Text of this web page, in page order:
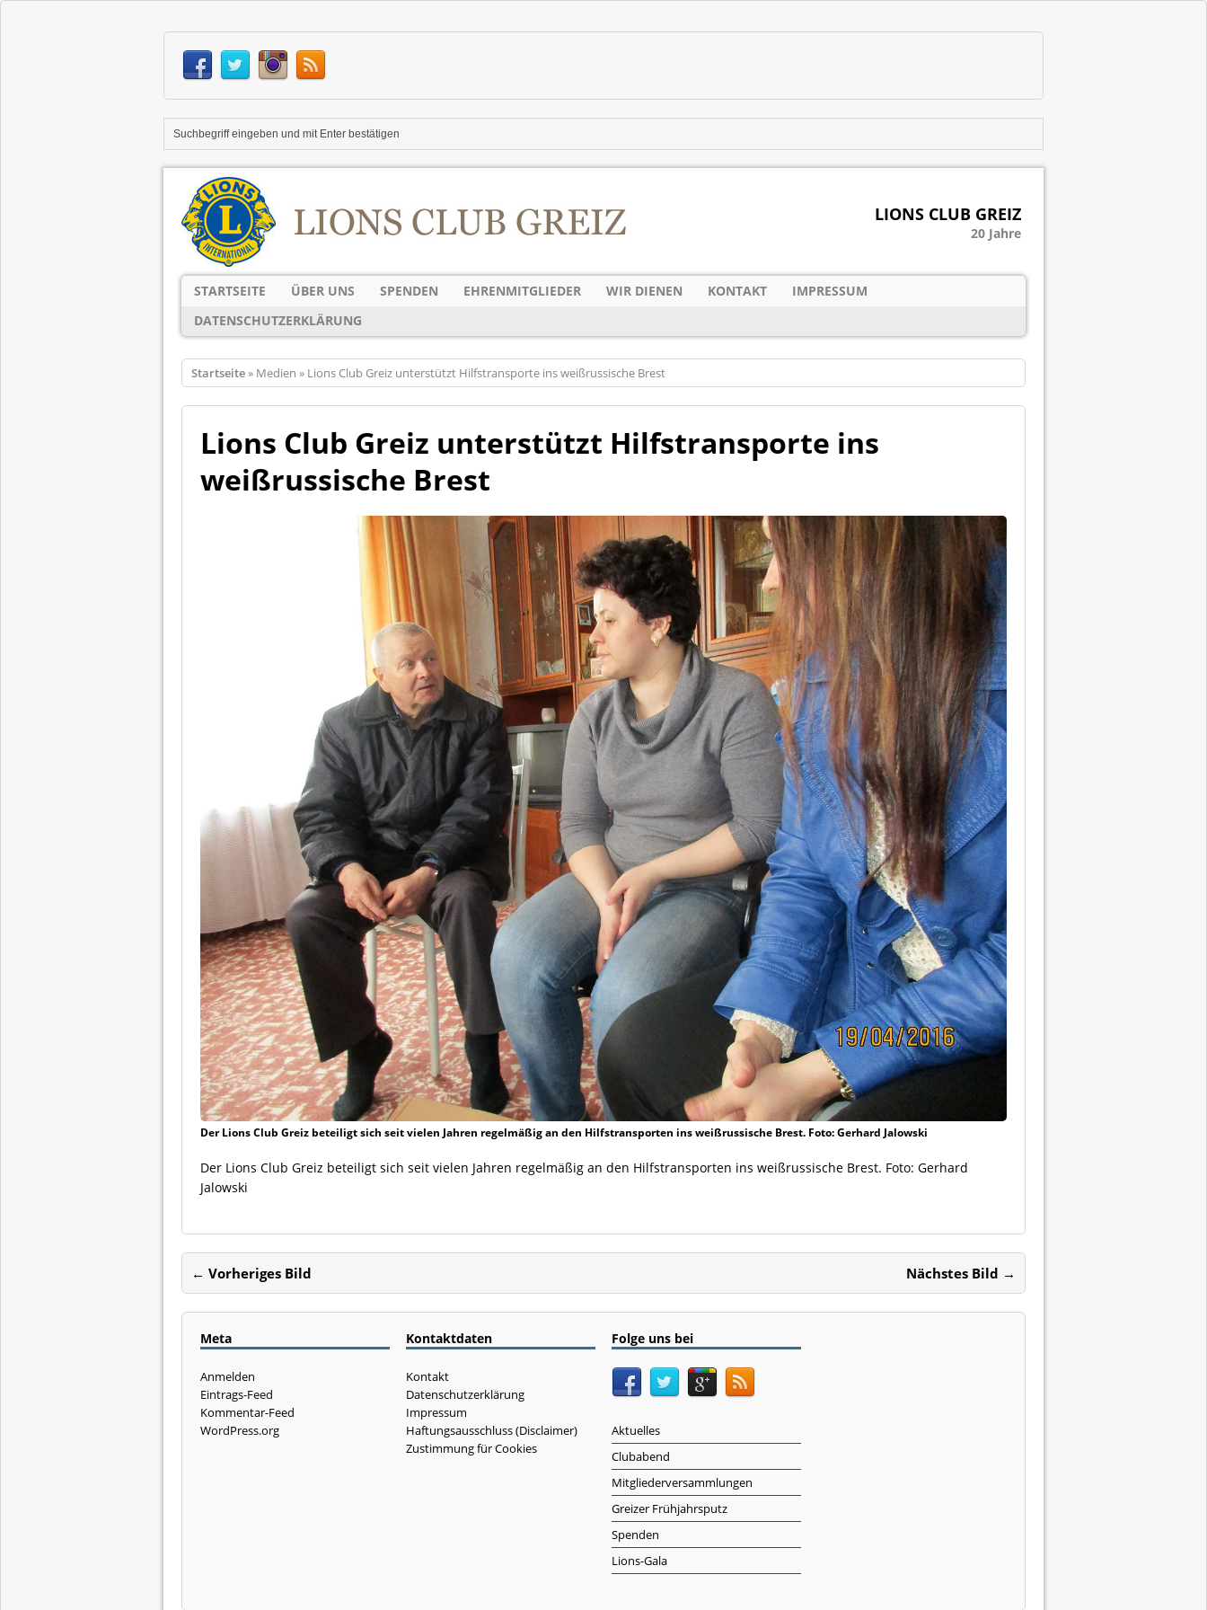
LIONS CLUB GREIZ
20 Jahre
STARTSEITE ÜBER UNS SPENDEN EHRENMITGLIEDER WIR DIENEN KONTAKT
IMPRESSUM
DATENSCHUTZERKLÄRUNG
Startseite» Medien » Lions Club Greiz unterstützt Hilfstransporte ins weißrussische Brest
Lions Club Greiz unterstützt Hilfstransporte ins
weißrussische Brest
Der Lions Club Greiz beteiligt sich seit vielen Jahren regelmäßig an den Hilfstransporten ins weißrussische Brest. Foto: Gerhard Jalowski
Der Lions Club Greiz beteiligt sich seit vielen Jahren regelmäßig an den Hilfstransporten ins weißrussische Brest. Foto: Gerhard
Jalowski
← Vorheriges Bild Nächstes Bild →
Meta
Anmelden
Eintrags-Feed
Kommentar-Feed
WordPress.org
Kontaktdaten
Kontakt
Datenschutzerklärung
Impressum
Haftungsausschluss (Disclaimer)
Zustimmung für Cookies
Folge uns bei
Aktuelles
Clubabend
Mitgliederversammlungen
Greizer Frühjahrsputz
Spenden
Lions-Gala